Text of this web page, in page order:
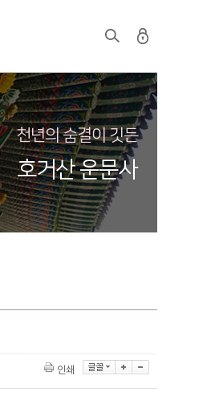
천년의 숨결이 깃든
호거산 운문사
인쇄